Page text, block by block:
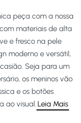
peça com a nossa
materiais de alta
e fresco na pele
moderno e versátil,
Seja para um
os meninos vão
e os botões
ao visual. Leia Mais